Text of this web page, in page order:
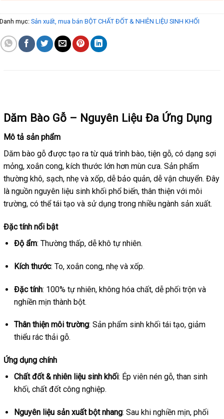
Danh mục: Sản xuất, mua bán BỘT CHẤT ĐỐT & NHIÊN LIỆU SINH KHỐI
Dăm Bào Gỗ – Nguyên Liệu Đa Ứng Dụng
Mô tả sản phẩm
Dăm bào gỗ được tạo ra từ quá trình bào, tiện gỗ, có dạng sợi
mỏng, xoắn cong, kích thước lớn hơn mùn cưa. Sản phẩm
thường khô, sạch, nhẹ và xốp, dễ bảo quản, dễ vận chuyển. Đây
là nguồn nguyên liệu sinh khối phổ biến, thân thiện với môi
trường, có thể tái tạo và sử dụng trong nhiều ngành sản xuất.
Đặc tính nổi bật
Độ ẩm: Thường thấp, dễ khô tự nhiên.
Kích thước: To, xoắn cong, nhẹ và xốp.
Đặc tính: 100% tự nhiên, không hóa chất, dễ phối trộn và
nghiền mịn thành bột.
Thân thiện môi trường: Sản phẩm sinh khối tái tạo, giảm
thiểu rác thải gỗ.
Ứng dụng chính
Chất đốt & nhiên liệu sinh khối: Ép viên nén gỗ, than sinh
khối, chất đốt công nghiệp.
Nguyên liệu sản xuất bột nhang: Sau khi nghiền mịn, phối